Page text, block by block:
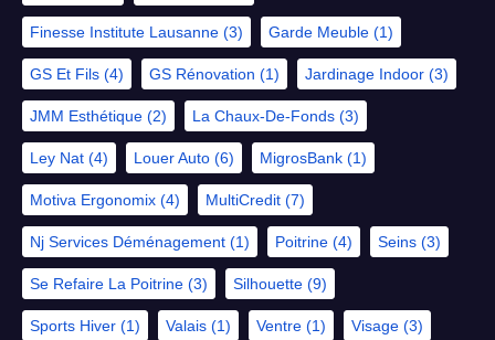
Finesse Institute Lausanne (3) Garde Meuble (1)
GS Et Fils (4) GS Rénovation (1) Jardinage Indoor (3)
JMM Esthétique (2) La Chaux-De-Fonds (3)
Ley Nat (4) Louer Auto (6) MigrosBank (1)
Motiva Ergonomix (4) MultiCredit (7)
Nj Services Déménagement (1) Poitrine (4) Seins (3)
Se Refaire La Poitrine (3) Silhouette (9)
Sports Hiver (1) Valais (1) Ventre (1) Visage (3)